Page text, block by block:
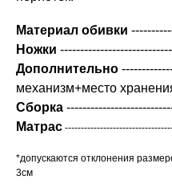
Материал обивки
Ножки
Дополнительно
механизм+место
Сборка
Матрас
*допускаются отклонения
3см